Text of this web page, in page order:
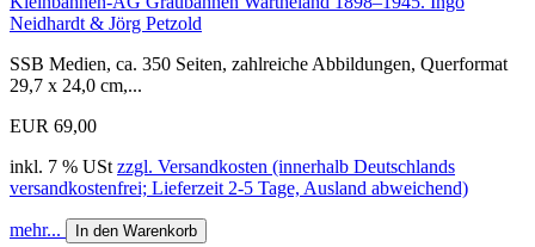
Neidhardt & Jörg Petzold
SSB Medien, ca. 350 Seiten, zahlreiche Abbildungen, Querformat
29,7 x 24,0 cm,...
EUR 69,00
inkl. 7 % USt zzgl. Versandkosten (innerhalb Deutschlands
versandkostenfrei; Lieferzeit 2-5 Tage, Ausland abweichend)
mehr... In den Warenkorb